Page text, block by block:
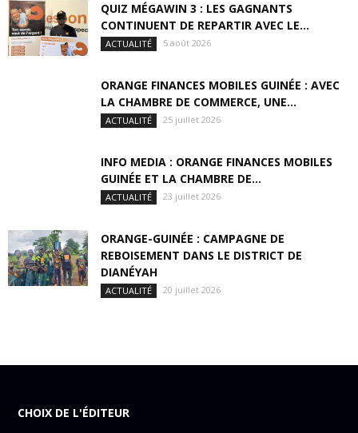
QUIZ MÉGAWIN 3 : LES GAGNANTS
CONTINUENT DE REPARTIR AVEC LE...
ACTUALITÉ 5 août 2026
ORANGE FINANCES MOBILES GUINÉE : AVEC
LA CHAMBRE DE COMMERCE, UNE...
ACTUALITÉ 25 juillet 2026
INFO MEDIA : ORANGE FINANCES MOBILES
GUINÉE ET LA CHAMBRE DE...
ACTUALITÉ 23 juillet 2026
ORANGE-GUINÉE : CAMPAGNE DE
REBOISEMENT DANS LE DISTRICT DE
DIANÉYAH
ACTUALITÉ 20 juillet 2026
CHOIX DE L'ÉDITEUR